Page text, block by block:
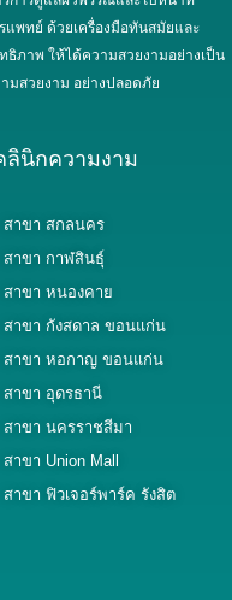
พทย์ ด้วยเครื่องมือทันสมัยและ
ภาพ ให้ได้ความสวยงามอย่างเป็น
มสวยงาม อย่างปลอดภัย
นิกความงาม
สาขา สกลนคร
สาขา กาฬสินธุ์
สาขา หนองคาย
สาขา กังสดาล ขอนแก่น
สาขา หอกาญ ขอนแก่น
สาขา อุดรธานี
สาขา นครราชสีมา
สาขา Union Mall
สาขา ฟิวเจอร์พาร์ค รังสิต